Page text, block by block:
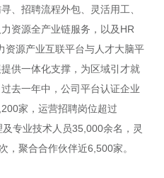
、招聘流程外包、灵活用工、
资源全产业链服务，以及HR
资源产业互联平台与人才大脑平
供一体化支撑，为区域引才就
去一年中，公司平台认证企业
家，运营招聘岗位超过
专业技术人员35,000余名，灵
，聚合合作伙伴近6,500家。